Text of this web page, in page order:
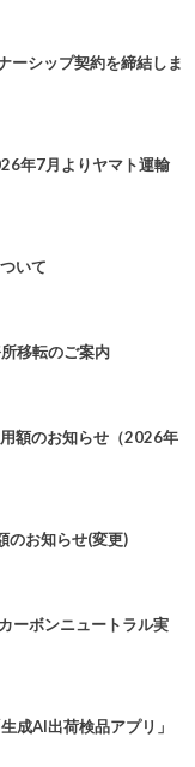
ーシップ契約を締結しま
年7月よりヤマト運輸
いて
移転のご案内
額のお知らせ（2026年
お知らせ(変更)
ーボンニュートラル実
成AI出荷検品アプリ」